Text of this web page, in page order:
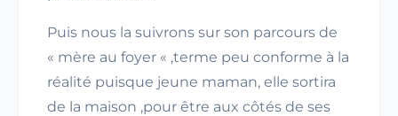
Puis nous la suivrons sur son parcours de
« mère au foyer « ,terme peu conforme à la
réalité puisque jeune maman, elle sortira
de la maison ,pour être aux côtés de ses